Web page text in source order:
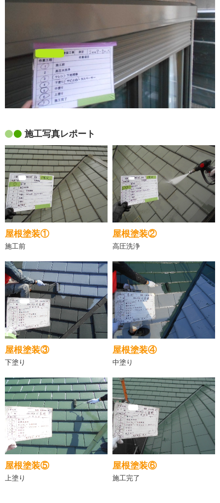
施工写真レポート
屋根塗装①
施工前
屋根塗装②
高圧洗浄
屋根塗装③
下塗り
屋根塗装④
中塗り
屋根塗装⑤
上塗り
屋根塗装⑥
施工完了